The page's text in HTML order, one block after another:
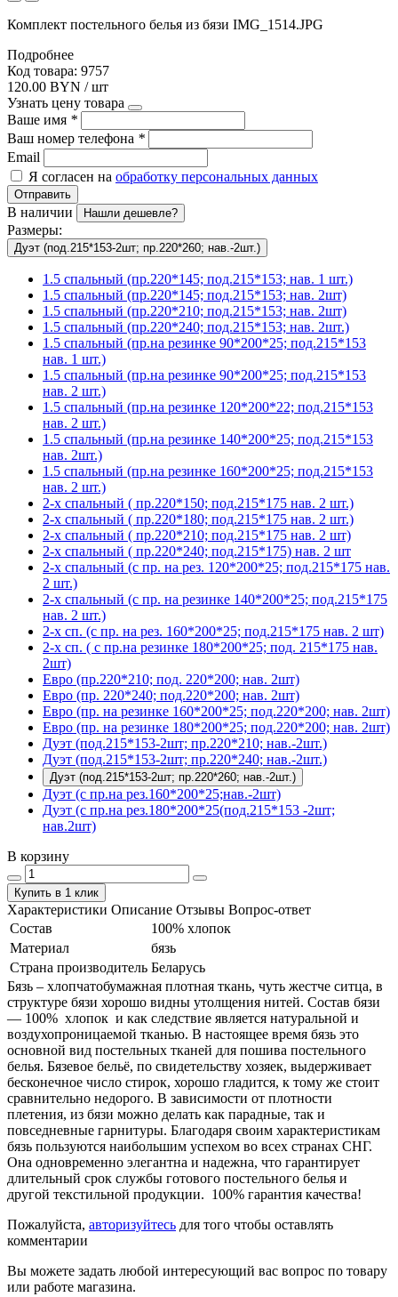
Комплект постельного белья из бязи IMG_1514.JPG
Подробнее
Код товара: 9757
120.00 BYN / шт
Узнать цену товара
Ваше имя *
Ваш номер телефона *
Email
Я согласен на обработку персональных данных
Отправить
В наличии Нашли дешевле?
Размеры:
Дуэт (под.215*153-2шт; пр.220*260; нав.-2шт.)
1.5 спальный (пр.220*145; под.215*153; нав. 1 шт.)
1.5 спальный (пр.220*145; под.215*153; нав. 2шт)
1.5 спальный (пр.220*210; под.215*153; нав. 2шт)
1.5 спальный (пр.220*240; под.215*153; нав. 2шт.)
1.5 спальный (пр.на резинке 90*200*25; под.215*153
нав. 1 шт.)
1.5 спальный (пр.на резинке 90*200*25; под.215*153
нав. 2 шт.)
1.5 спальный (пр.на резинке 120*200*22; под.215*153
нав. 2 шт.)
1.5 спальный (пр.на резинке 140*200*25; под.215*153
нав. 2шт.)
1.5 спальный (пр.на резинке 160*200*25; под.215*153
нав. 2 шт.)
2-х спальный ( пр.220*150; под.215*175 нав. 2 шт.)
2-х спальный ( пр.220*180; под.215*175 нав. 2 шт.)
2-х спальный ( пр.220*210; под.215*175 нав. 2 шт)
2-х спальный ( пр.220*240; под.215*175) нав. 2 шт
2-х спальный (с пр. на рез. 120*200*25; под.215*175 нав.
2 шт.)
2-х спальный (с пр. на резинке 140*200*25; под.215*175
нав. 2 шт.)
2-х сп. (с пр. на рез. 160*200*25; под.215*175 нав. 2 шт)
2-х сп. ( с пр.на резинке 180*200*25; под. 215*175 нав.
2шт)
Евро (пр.220*210; под. 220*200; нав. 2шт)
Евро (пр. 220*240; под.220*200; нав. 2шт)
Евро (пр. на резинке 160*200*25; под.220*200; нав. 2шт)
Евро (пр. на резинке 180*200*25; под.220*200; нав. 2шт)
Дуэт (под.215*153-2шт; пр.220*210; нав.-2шт.)
Дуэт (под.215*153-2шт; пр.220*240; нав.-2шт.)
Дуэт (под.215*153-2шт; пр.220*260; нав.-2шт.)
Дуэт (с пр.на рез.160*200*25;нав.-2шт)
Дуэт (с пр.на рез.180*200*25(под.215*153 -2шт;
нав.2шт)
В корзину
Купить в 1 клик
Характеристики Описание Отзывы Вопрос-ответ
Состав
100% хлопок
Материал
бязь
Страна производитель Беларусь
Бязь – хлопчатобумажная плотная ткань, чуть жестче ситца, в
структуре бязи хорошо видны утолщения нитей. Состав бязи
― 100% хлопок и как следствие является натуральной и
воздухопроницаемой тканью. В настоящее время бязь это
основной вид постельных тканей для пошива постельного
белья. Бязевое бельё, по свидетельству хозяек, выдерживает
бесконечное число стирок, хорошо гладится, к тому же стоит
сравнительно недорого. В зависимости от плотности
плетения, из бязи можно делать как парадные, так и
повседневные гарнитуры. Благодаря своим характеристикам
бязь пользуются наибольшим успехом во всех странах СНГ.
Она одновременно элегантна и надежна, что гарантирует
длительный срок службы готового постельного белья и
другой текстильной продукции. 100% гарантия качества!
Пожалуйста, авторизуйтесь для того чтобы оставлять
комментарии
Вы можете задать любой интересующий вас вопрос по товару
или работе магазина.